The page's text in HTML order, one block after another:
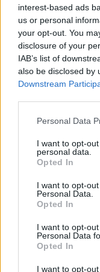
interest-based ads
us or personal
your opt-out. You
disclosure of your
IAB’s list of
also be disclosed by
Downstream
Personal Data
I want to opt-
personal data.
Opted In
I want to opt-
Personal Data.
Opted In
I want to opt-
Personal Data
Opted In
I want to opt-
9
να
9
ΚΡΗΤΗ
9
ΚΡΗΤΗ
9